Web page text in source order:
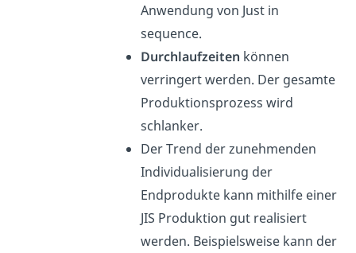
Anwendung von Just in
sequence.
Durchlaufzeiten können
verringert werden. Der gesamte
Produktionsprozess wird
schlanker.
Der Trend der zunehmenden
Individualisierung der
Endprodukte kann mithilfe einer
JIS Produktion gut realisiert
werden. Beispielsweise kann der